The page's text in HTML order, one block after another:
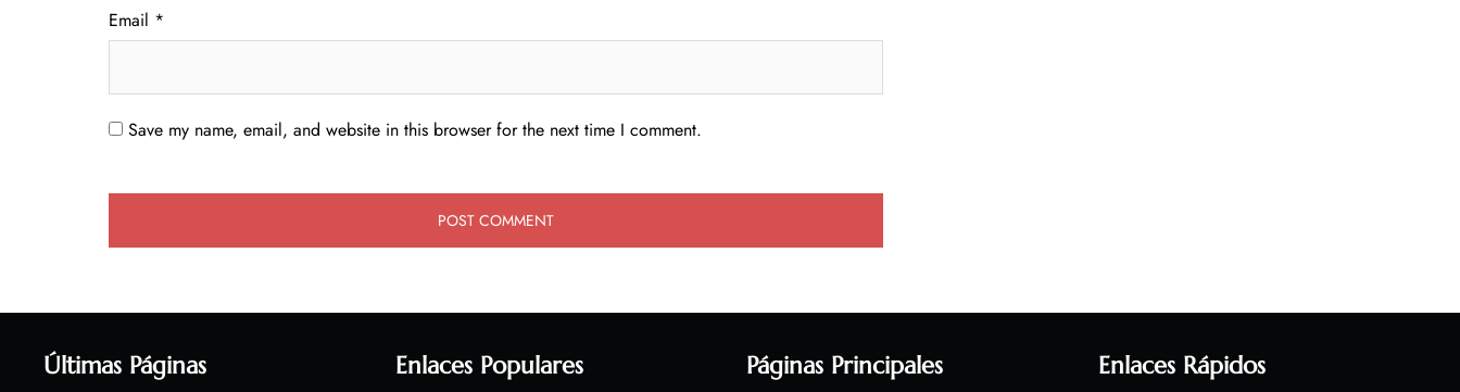
Email *
Save my name, email, and website in this browser for the next time I comment.
Últimas Páginas Enlaces Populares Páginas Principales Enlaces Rápidos